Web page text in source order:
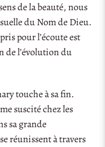
de la beauté, nous
du Nom de Dieu.
pour l’écoute est
de l’évolution du
touche à sa fin.
suscité chez les
sa grande
réunissent à travers